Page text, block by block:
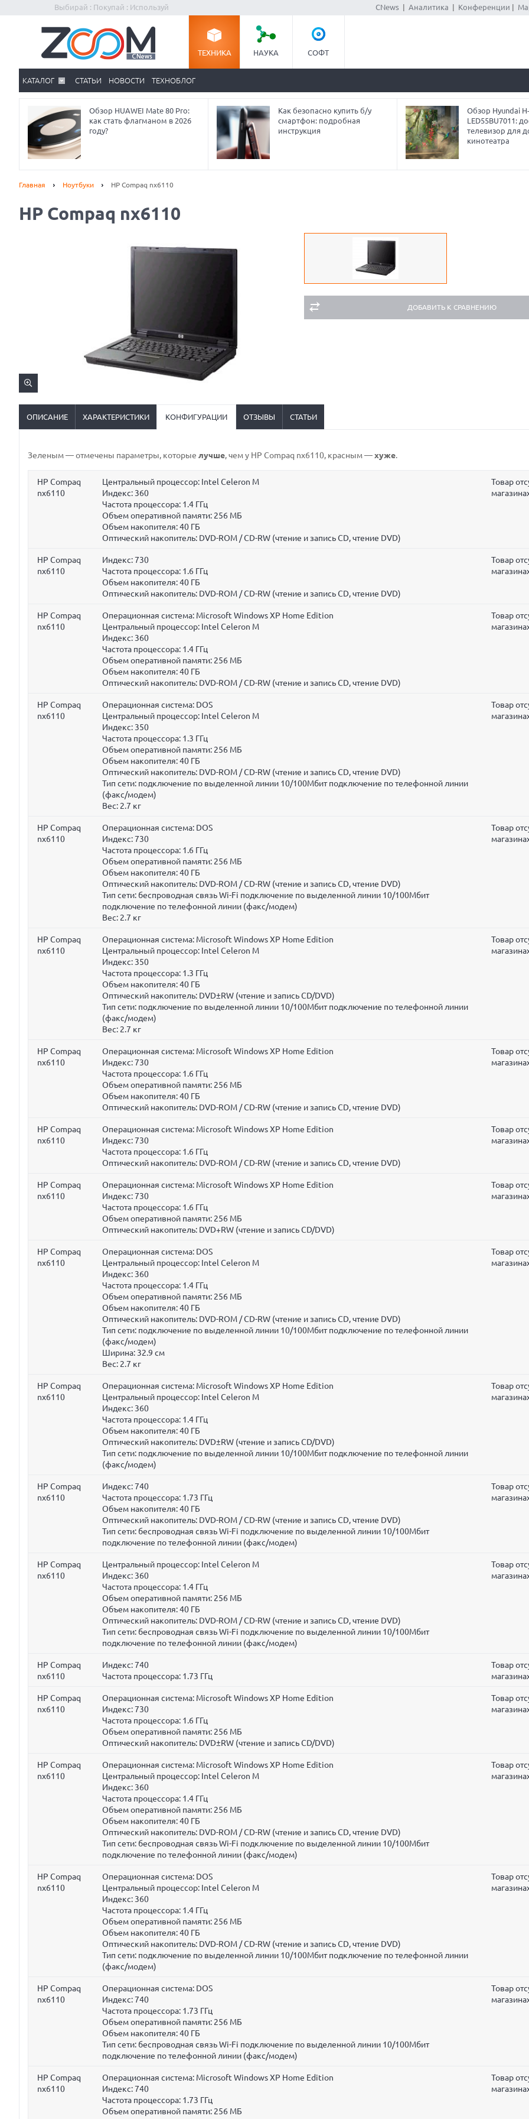
Выбирай : Покупай : Используй CNews| Аналитика Конференции
ТЕХНИКА НАУКА СОФТ
КАТАЛОГ СТАТЬИ НОВОСТИ ТЕХНОБЛОГ
Обзор HUAWEI Mate 80 Pro:
как стать флагманом в 2026
году?
Как безопасно купить б/у
смартфон: подробная
инструкция
Обзор Hyundai H-
LED55BU7011:
телевизор для
кинотеатра
Главная Ноутбуки HP Compaq nx6110
HP Compaq nx6110
ДОБАВИТЬ К СРАВНЕНИЮ
ОПИСАНИЕ ХАРАКТЕРИСТИКИ КОНФИГУРАЦИИ ОТЗЫВЫ СТАТЬИ
Зеленым— отмечены параметры, которые лучше, чем у HP Compaq nx6110, красным—хуже.
HP Compaq
nx6110
Центральный процессор: Intel Celeron M
Индекс: 360
Частота процессора: 1.4 ГГц
Объем оперативной памяти: 256 МБ
Объем накопителя:40 ГБ
Оптический накопитель: DVD-ROM / CD-RW (чтение и запись CD, чтение DVD)
Товар
HP Compaq
nx6110
Индекс: 730
Частота процессора: 1.6 ГГц
Объем накопителя:40 ГБ
Оптический накопитель: DVD-ROM / CD-RW (чтение и запись CD, чтение DVD)
Товар
HP Compaq
nx6110
Операционная система: Microsoft Windows XP Home Edition
Центральный процессор: Intel Celeron M
Индекс: 360
Частота процессора: 1.4 ГГц
Объем оперативной памяти: 256 МБ
Объем накопителя:40 ГБ
Оптический накопитель: DVD-ROM / CD-RW (чтение и запись CD, чтение DVD)
Товар
HP Compaq
nx6110
Операционная система: DOS
Центральный процессор: Intel Celeron M
Индекс: 350
Частота процессора: 1.3 ГГц
Объем оперативной памяти: 256 МБ
Объем накопителя:40 ГБ
Оптический накопитель: DVD-ROM / CD-RW (чтение и запись CD, чтение DVD)
Тип сети: подключение по выделенной линии 10/100Мбит подключение по телефонной линии
(факс/модем)
Вес: 2.7 кг
Товар
HP Compaq
nx6110
Операционная система: DOS
Индекс: 730
Частота процессора: 1.6 ГГц
Объем оперативной памяти: 256 МБ
Объем накопителя:40 ГБ
Оптический накопитель: DVD-ROM / CD-RW (чтение и запись CD, чтение DVD)
Тип сети: беспроводная связь Wi-Fi подключение по выделенной линии 10/100Мбит
подключение по телефонной линии (факс/модем)
Вес: 2.7 кг
Товар
HP Compaq
nx6110
Операционная система: Microsoft Windows XP Home Edition
Центральный процессор: Intel Celeron M
Индекс: 350
Частота процессора: 1.3 ГГц
Объем накопителя:40 ГБ
Оптический накопитель: DVD±RW (чтение и запись CD/DVD)
Тип сети: подключение по выделенной линии 10/100Мбит подключение по телефонной линии
(факс/модем)
Вес: 2.7 кг
Товар
HP Compaq
nx6110
Операционная система: Microsoft Windows XP Home Edition
Индекс: 730
Частота процессора: 1.6 ГГц
Объем оперативной памяти: 256 МБ
Объем накопителя:40 ГБ
Оптический накопитель: DVD-ROM / CD-RW (чтение и запись CD, чтение DVD)
Товар
HP Compaq
nx6110
Операционная система: Microsoft Windows XP Home Edition
Индекс: 730
Частота процессора: 1.6 ГГц
Оптический накопитель: DVD-ROM / CD-RW (чтение и запись CD, чтение DVD)
Товар
HP Compaq
nx6110
Операционная система: Microsoft Windows XP Home Edition
Индекс: 730
Частота процессора: 1.6 ГГц
Объем оперативной памяти: 256 МБ
Оптический накопитель: DVD+RW (чтение и запись CD/DVD)
Товар
HP Compaq
nx6110
Операционная система: DOS
Центральный процессор: Intel Celeron M
Индекс: 360
Частота процессора: 1.4 ГГц
Объем оперативной памяти: 256 МБ
Объем накопителя:40 ГБ
Оптический накопитель: DVD-ROM / CD-RW (чтение и запись CD, чтение DVD)
Тип сети: подключение по выделенной линии 10/100Мбит подключение по телефонной линии
(факс/модем)
Ширина: 32.9 см
Вес: 2.7 кг
Товар
HP Compaq
nx6110
Операционная система: Microsoft Windows XP Home Edition
Центральный процессор: Intel Celeron M
Индекс: 360
Частота процессора: 1.4 ГГц
Объем накопителя:40 ГБ
Оптический накопитель: DVD±RW (чтение и запись CD/DVD)
Тип сети: подключение по выделенной линии 10/100Мбит подключение по телефонной линии
(факс/модем)
Товар
HP Compaq
nx6110
Индекс: 740
Частота процессора: 1.73 ГГц
Объем накопителя:40 ГБ
Оптический накопитель: DVD-ROM / CD-RW (чтение и запись CD, чтение DVD)
Тип сети: беспроводная связь Wi-Fi подключение по выделенной линии 10/100Мбит
подключение по телефонной линии (факс/модем)
Товар
HP Compaq
nx6110
Центральный процессор: Intel Celeron M
Индекс: 360
Частота процессора: 1.4 ГГц
Объем оперативной памяти: 256 МБ
Объем накопителя:40 ГБ
Оптический накопитель: DVD-ROM / CD-RW (чтение и запись CD, чтение DVD)
Тип сети: беспроводная связь Wi-Fi подключение по выделенной линии 10/100Мбит
подключение по телефонной линии (факс/модем)
Товар
HP Compaq
nx6110
Индекс: 740
Частота процессора: 1.73 ГГц
Товар
HP Compaq
nx6110
Операционная система: Microsoft Windows XP Home Edition
Индекс: 730
Частота процессора: 1.6 ГГц
Объем оперативной памяти: 256 МБ
Оптический накопитель: DVD±RW (чтение и запись CD/DVD)
Товар
HP Compaq
nx6110
Операционная система: Microsoft Windows XP Home Edition
Центральный процессор: Intel Celeron M
Индекс: 360
Частота процессора: 1.4 ГГц
Объем оперативной памяти: 256 МБ
Объем накопителя:40 ГБ
Оптический накопитель: DVD-ROM / CD-RW (чтение и запись CD, чтение DVD)
Тип сети: беспроводная связь Wi-Fi подключение по выделенной линии 10/100Мбит
подключение по телефонной линии (факс/модем)
Товар
HP Compaq
nx6110
Операционная система: DOS
Центральный процессор: Intel Celeron M
Индекс: 360
Частота процессора: 1.4 ГГц
Объем оперативной памяти: 256 МБ
Объем накопителя:40 ГБ
Оптический накопитель: DVD-ROM / CD-RW (чтение и запись CD, чтение DVD)
Тип сети: подключение по выделенной линии 10/100Мбит подключение по телефонной линии
(факс/модем)
Товар
HP Compaq
nx6110
Операционная система: DOS
Индекс: 740
Частота процессора: 1.73 ГГц
Объем оперативной памяти: 256 МБ
Объем накопителя:40 ГБ
Тип сети: беспроводная связь Wi-Fi подключение по выделенной линии 10/100Мбит
подключение по телефонной линии (факс/модем)
Товар
HP Compaq
nx6110
Операционная система: Microsoft Windows XP Home Edition
Индекс: 740
Частота процессора: 1.73 ГГц
Объем оперативной памяти: 256 МБ
Товар